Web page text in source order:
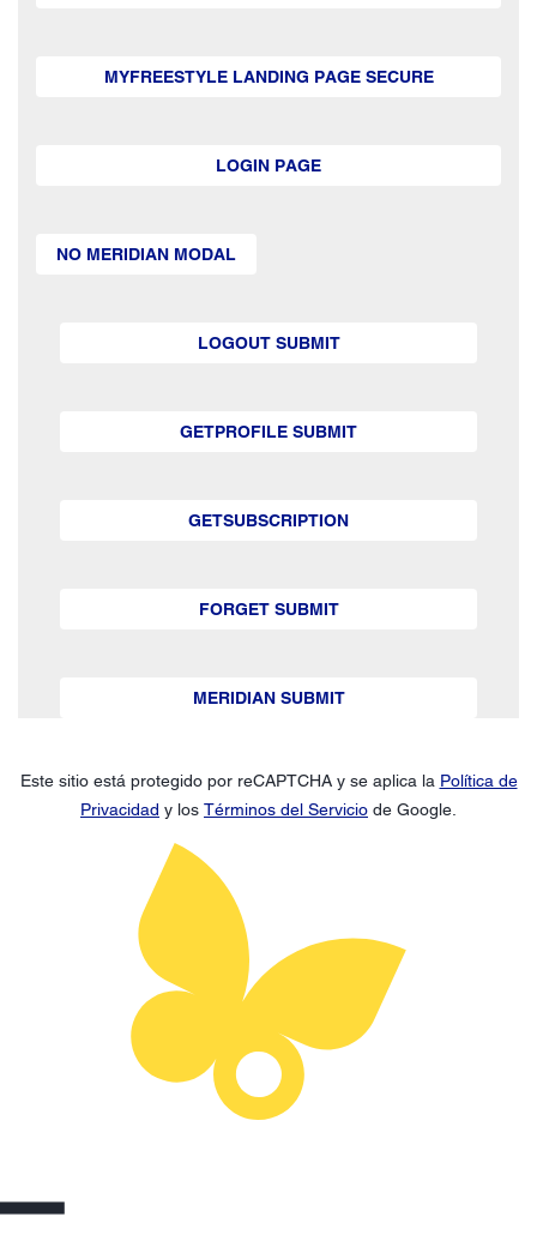
MYFREESTYLE LANDING PAGE SECURE
LOGIN PAGE
NO MERIDIAN MODAL
LOGOUT SUBMIT
GETPROFILE SUBMIT
GETSUBSCRIPTION
FORGET SUBMIT
MERIDIAN SUBMIT
Este sitio está protegido por reCAPTCHA y se aplica la Política de
Privacidad y los Términos del Servicio de Google.